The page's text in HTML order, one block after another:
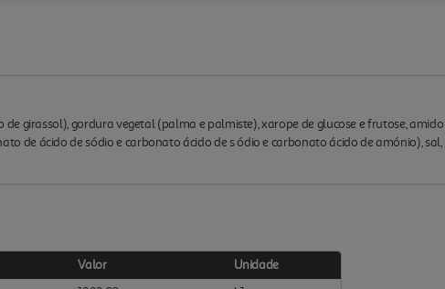
girassol), gordura vegetal (palma e palmiste), xarope de glucose e frutose, amido
de ácido de sódio e carbonato ácido de s ódio e carbonato ácido de amónio), sal,
Valor
Unidade